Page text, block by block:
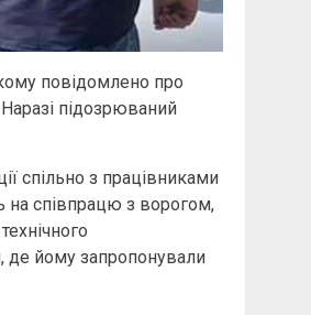
повідомлено про
підозрюваний
спільно з працівниками
на співпрацю з ворогом,
де йому запропонували